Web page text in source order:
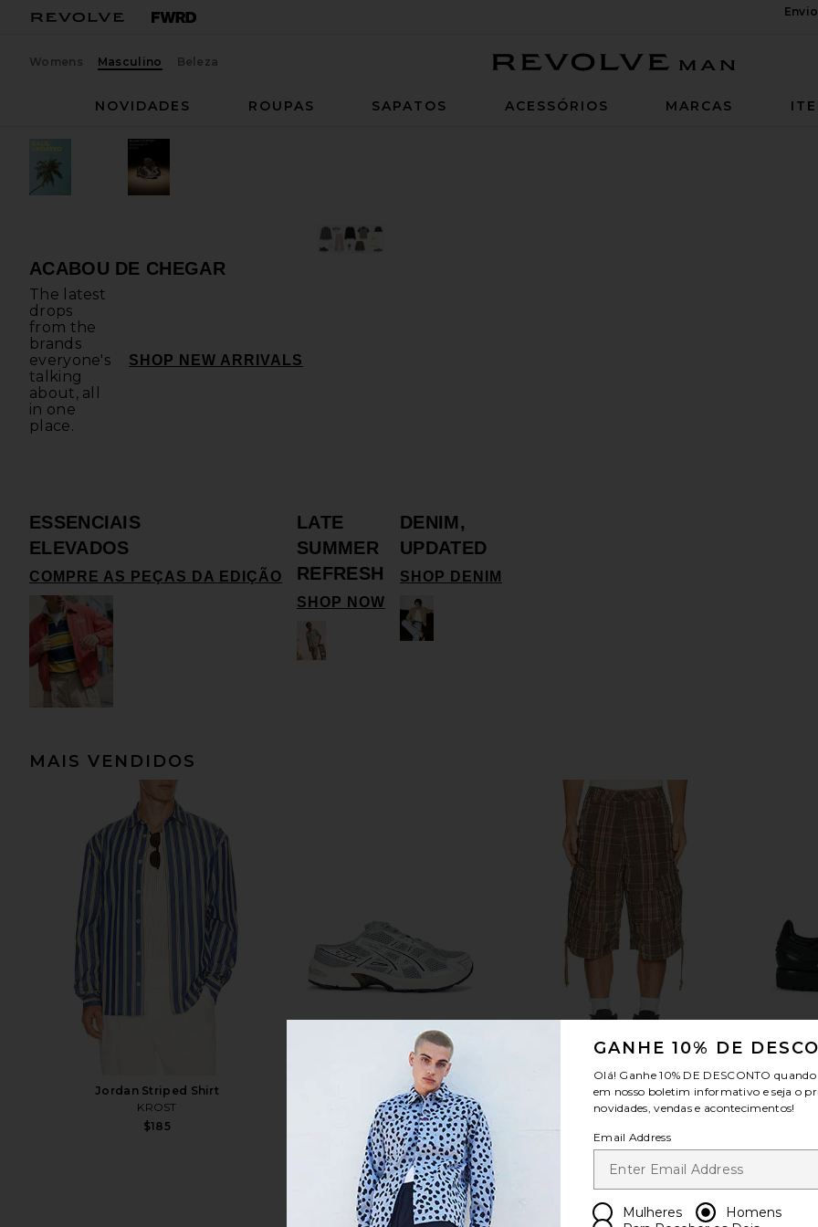
Womens Masculino Beleza
NOVIDADES
ROUPAS SAPATOS ACESSÓRIOS MARCAS
ACABOU DE CHEGAR
The latest
drops
from the
brands
everyone's
talking
about, all
in one
place.
SHOP NEW ARRIVALS
ESSENCIAIS
ELEVADOS
COMPRE AS PEÇAS DA EDIÇÃO
LATE
SUMMER
REFRESH
SHOP NOW
DENIM,
UPDATED
SHOP DENIM
MAIS VENDIDOS
Jordan Striped Shirt
KROST
$185
Gel-1130 Mule
Asics
$110
Check Cord Cadet Shorts
Jaded London
x Brain
GANHE 10% DE
Olá! Ganhe10% DE DESCONTO quando
em nosso boletim informativo e seja o
novidades, vendas e acontecimentos!
Email Address
Mulheres
Homens